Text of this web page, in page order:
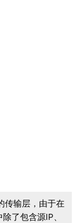
传输层，由于在
了包含源IP、